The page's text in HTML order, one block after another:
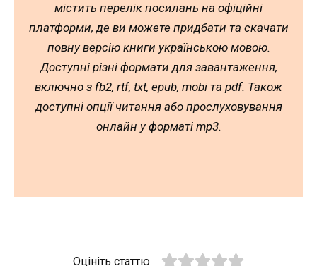
містить перелік посилань на офіційні
платформи, де ви можете придбати та скачати
повну версію книги українською мовою.
Доступні різні формати для завантаження,
включно з fb2, rtf, txt, epub, mobi та pdf. Також
доступні опції читання або прослуховування
онлайн у форматі mp3.
Оцініть статтю